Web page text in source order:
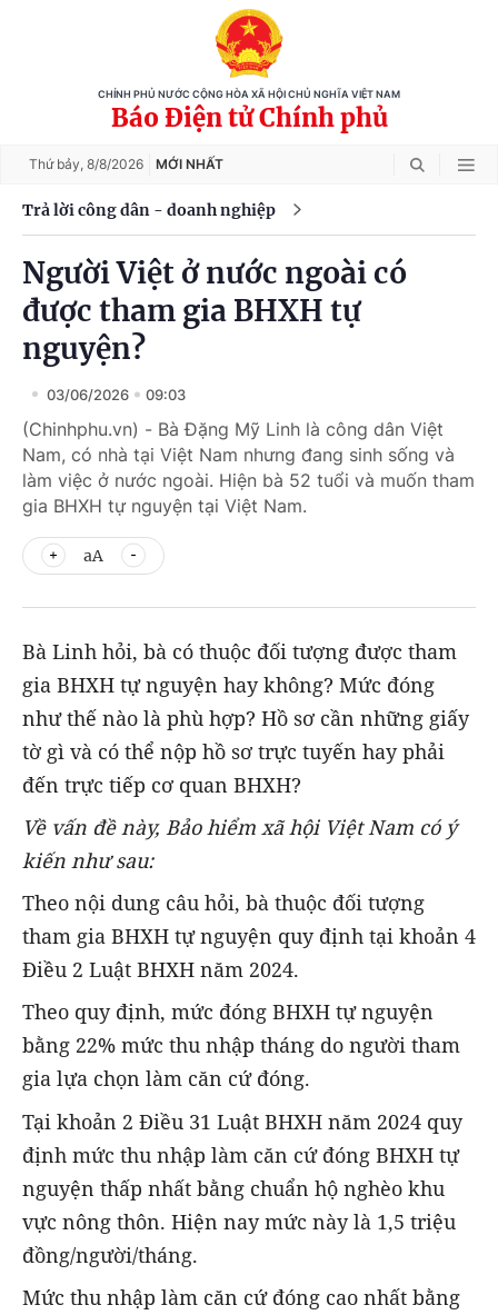
CHÍNH PHỦ NƯỚC CỘNG HÒA XÃ HỘI CHỦ NGHĨA VIỆT NAM
Báo Điện tử Chính phủ
Thứ bảy, 8/8/2026 MỚI NHẤT
Trả lời công dân - doanh nghiệp
Người Việt ở nước ngoài có
được tham gia BHXH tự
nguyện?
03/06/2026 09:03
(Chinhphu.vn) - Bà Đặng Mỹ Linh là công dân Việt
Nam, có nhà tại Việt Nam nhưng đang sinh sống và
làm việc ở nước ngoài. Hiện bà 52 tuổi và muốn tham
gia BHXH tự nguyện tại Việt Nam.
aA
Bà Linh hỏi, bà có thuộc đối tượng được tham
gia BHXH tự nguyện hay không? Mức đóng
như thế nào là phù hợp? Hồ sơ cần những giấy
tờ gì và có thể nộp hồ sơ trực tuyến hay phải
đến trực tiếp cơ quan BHXH?
Về vấn đề này, Bảo hiểm xã hội Việt Nam có ý
kiến như sau:
Theo nội dung câu hỏi, bà thuộc đối tượng
tham gia BHXH tự nguyện quy định tại khoản 4
Điều 2 Luật BHXH năm 2024.
Theo quy định, mức đóng BHXH tự nguyện
bằng 22% mức thu nhập tháng do người tham
gia lựa chọn làm căn cứ đóng.
Tại khoản 2 Điều 31 Luật BHXH năm 2024 quy
định mức thu nhập làm căn cứ đóng BHXH tự
nguyện thấp nhất bằng chuẩn hộ nghèo khu
vực nông thôn. Hiện nay mức này là 1,5 triệu
đồng/người/tháng.
Mức thu nhập làm căn cứ đóng cao nhất bằng